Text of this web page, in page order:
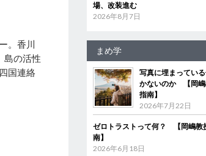
。香川
島の活性
国連絡
場、改装進む
2026年8月7日
まめ学
写真に埋まってい
かないのか 【岡嶋
指南】
2026年7月22日
ゼロトラストって何？ 【岡嶋教
南】
2026年6月18日